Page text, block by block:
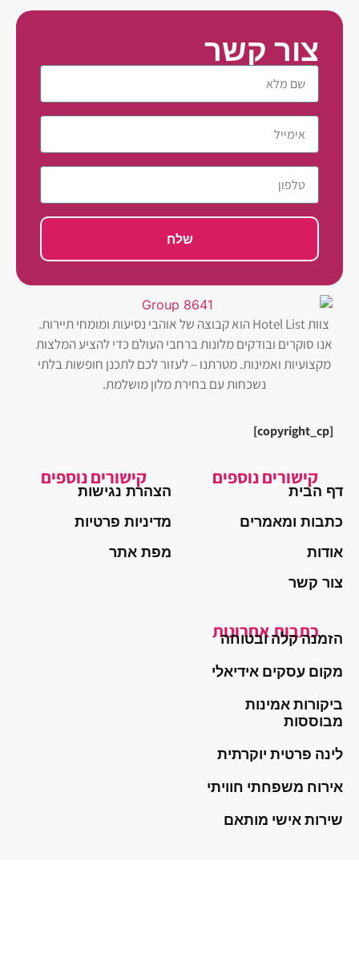
צור קשר
שלח
צוות Hotel List הוא קבוצה של אוהבי נסיעות ומומחי תיירות.
אנו סוקרים ובודקים מלונות ברחבי העולם כדי להציע המלצות
מקצועיות ואמינות. מטרתנו – לעזור לכם לתכנן חופשות בלתי
נשכחות עם בחירת מלון מושלמת.
[copyright_cp]
קישורים נוספים
דף הבית
כתבות ומאמרים
אודות
צור קשר
קישורים נוספים
הצהרת נגישות
מדיניות פרטיות
מפת אתר
כתבות אחרונות
הזמנה קלה ובטוחה
מקום עסקים אידיאלי
ביקורות אמינות
מבוססות
לינה פרטית יוקרתית
אירוח משפחתי חוויתי
שירות אישי מותאם